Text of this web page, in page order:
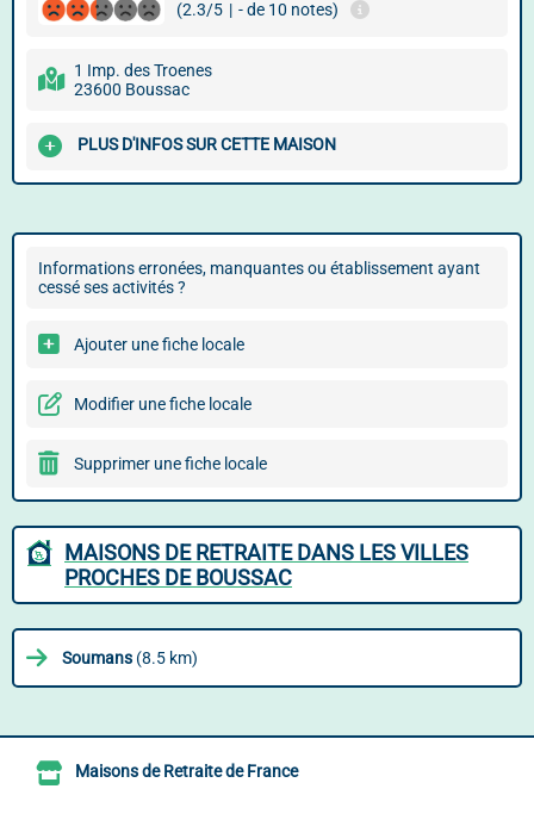
(2.3/5 | - de 10 notes)
1 Imp. des Troenes
23600 Boussac
PLUS D'INFOS SUR CETTE MAISON
Informations erronées, manquantes ou établissement ayant
cessé ses activités ?
Ajouter une fiche locale
Modifier une fiche locale
Supprimer une fiche locale
MAISONS DE RETRAITE DANS LES VILLES
PROCHES DE BOUSSAC
Soumans (8.5 km)
Maisons de Retraite de France